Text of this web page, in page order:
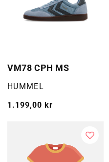
VM78 CPH MS
Selger:
HUMMEL
Vanlig
1.199,00 kr